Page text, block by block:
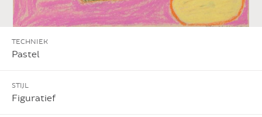
TECHNIEK
Pastel
STIJL
Figuratief